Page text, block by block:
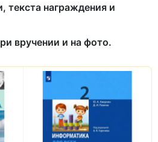
текста награждения и
вручении и на фото.